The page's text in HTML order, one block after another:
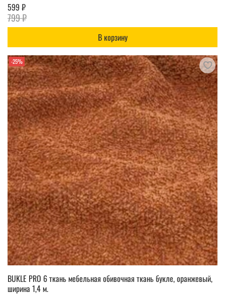
599 ₽
799 ₽
В корзину
-25%
BUKLE PRO 6 ткань мебельная обивочная ткань букле, оранжевый,
ширина 1,4 м.